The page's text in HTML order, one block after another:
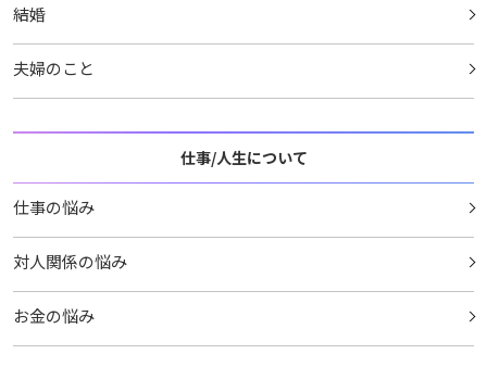
結婚
夫婦のこと
仕事/人生について
仕事の悩み
対人関係の悩み
お金の悩み